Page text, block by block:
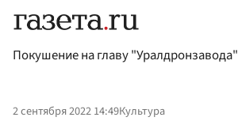
Покушение на главу "Уралдронзавода"
2 сентября 2022 14:49Культура